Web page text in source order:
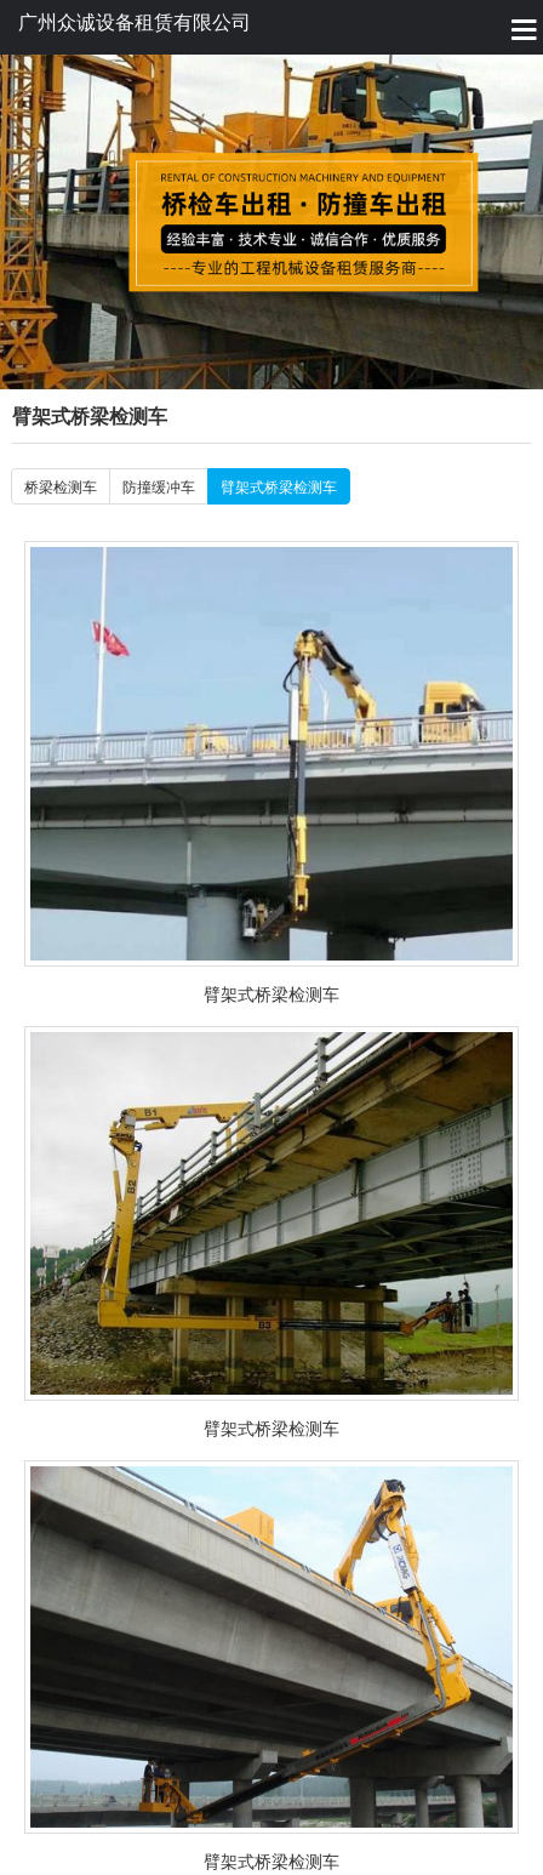
广州众诚设备租赁有限公司
臂架式桥梁检测车
桥梁检测车 防撞缓冲车 臂架式桥梁检测车
臂架式桥梁检测车
臂架式桥梁检测车
臂架式桥梁检测车